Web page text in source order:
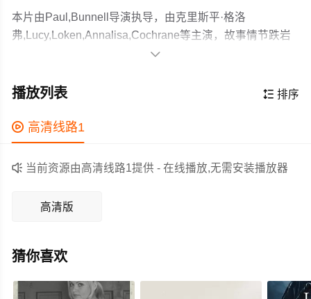
本片由Paul,Bunnell导演执导，由克里斯平·格洛
弗,Lucy,Loken,Annalisa,Cochrane等主演，故事情节跌岩
起伏、扣人心弦，领广大恐怖片爱好者和观众们都期待不
影进行了重新演绎。一个绝望的年轻人与一个精神失常的
象，供这位医生进行其扭曲的实验。
作为一部 上映的恐怖电影，在当期同类题材影片中具有一
定的看点，在演员表现和剧情架构上也都有不错的亮点，
剧情紧凑，角色塑造鲜明，适合喜欢恐怖类电影的观众观

 排序
播放列表
 高清线路1
 当前资源由高清线路1提供 - 在线播放,无需安装播放器
高清版
猜你喜欢